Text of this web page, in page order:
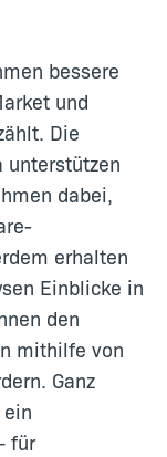
bessere
und
Die
unterstützen
dabei,
erhalten
Einblicke in
den
mithilfe von
Ganz
für